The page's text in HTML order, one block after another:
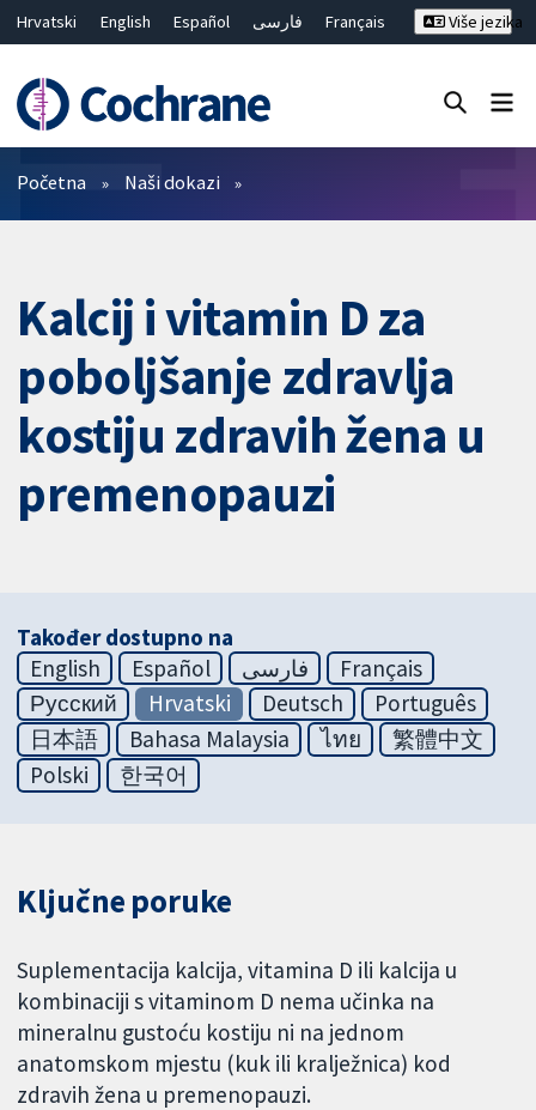
Hrvatski English Español فارسی
Français
繁體中文
简体中文
Više jezika
Prečistači
Početna Naši dokazi
Kalcij i vitamin D za
poboljšanje zdravlja
kostiju zdravih žena u
premenopauzi
Također dostupno na
English
Español فارسی
Français
Русский
Hrvatski Deutsch
Português
日本語
Bahasa Malaysia ไทย
繁體中文
Polski
한국어
Ključne poruke
Suplementacija kalcija, vitamina D ili kalcija u
kombinaciji s vitaminom D nema učinka na
mineralnu gustoću kostiju ni na jednom
anatomskom mjestu (kuk ili kralježnica) kod
zdravih žena u premenopauzi.